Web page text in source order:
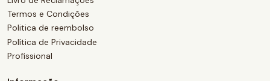
Termos e Condições
Politica de reembolso
Política de Privacidade
Profissional